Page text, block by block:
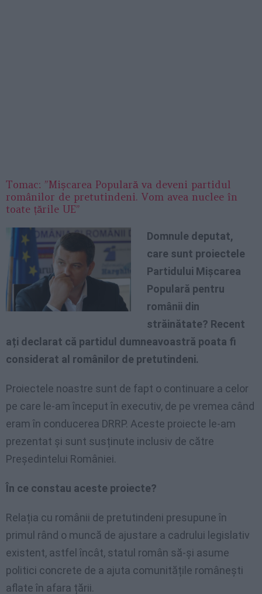
Tomac: ”Mișcarea Populară va deveni partidul
românilor de pretutindeni. Vom avea nuclee în
toate țările UE”
Domnule deputat,
care sunt proiectele
Partidului Mișcarea
Populară pentru
românii din
străinătate? Recent
ați declarat că partidul dumneavoastră poata fi
considerat al românilor de pretutindeni.
Proiectele noastre sunt de fapt o continuare a celor
pe care le-am început în executiv, de pe vremea când
eram în conducerea DRRP. Aceste proiecte le-am
prezentat și sunt susținute inclusiv de către
Președintelui României.
În ce constau aceste proiecte?
Relația cu românii de pretutindeni presupune în
primul rând o muncă de ajustare a cadrului legislativ
existent, astfel încât, statul român să-și asume
politici concrete de a ajuta comunitățile românești
aflate în afara țării.